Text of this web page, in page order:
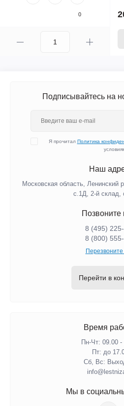
0
Подписывайтесь на
Я прочитал Политика
Наш
Московская область, Ленинский
с.1Д, 2-й склад,
Позвоните
8 (495)
8 (800)
Перейти в
Время
Пн-Чт: 09.00 -
Пт: до
Сб, Вс:
Мы в